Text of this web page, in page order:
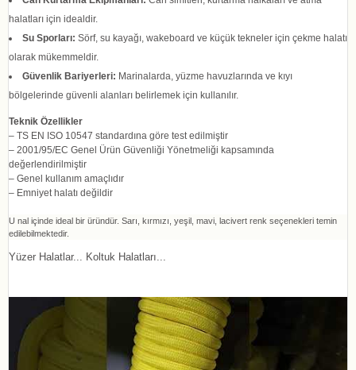
halatları için idealdir.
Su Sporları: Sörf, su kayağı, wakeboard ve küçük tekneler için çekme halatı
olarak mükemmeldir.
Güvenlik Bariyerleri: Marinalarda, yüzme havuzlarında ve kıyı
bölgelerinde güvenli alanları belirlemek için kullanılır.
Teknik Özellikler
– TS EN ISO 10547 standardına göre test edilmiştir
– 2001/95/EC Genel Ürün Güvenliği Yönetmeliği kapsamında
değerlendirilmiştir
– Genel kullanım amaçlıdır
– Emniyet halatı değildir
U nal içinde ideal bir üründür. Sarı, kırmızı, yeşil, mavi, lacivert renk seçenekleri temin
edilebilmektedir.
Yüzer Halatlar... Koltuk Halatları...